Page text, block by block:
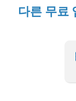
다른 무료